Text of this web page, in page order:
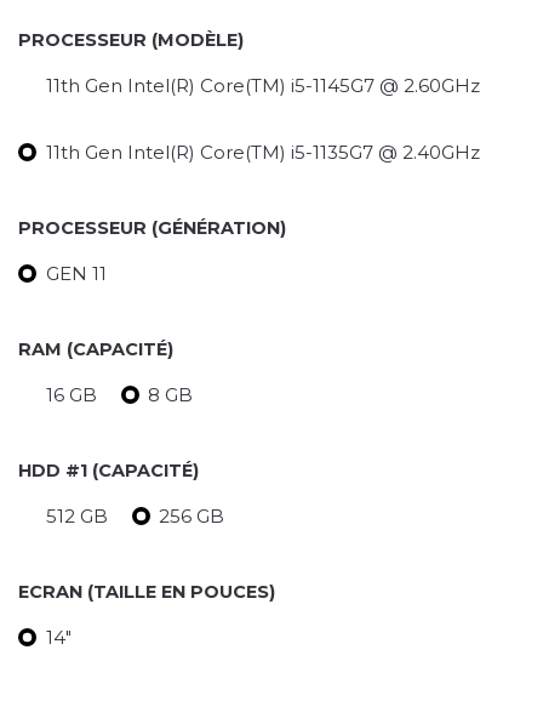
PROCESSEUR (MODÈLE)
11th Gen Intel(R) Core(TM) i5-1145G7 @ 2.60GHz
11th Gen Intel(R) Core(TM) i5-1135G7 @ 2.40GHz
PROCESSEUR (GÉNÉRATION)
GEN 11
RAM (CAPACITÉ)
16 GB 8 GB
HDD #1 (CAPACITÉ)
512 GB 256 GB
ECRAN (TAILLE EN POUCES)
14"